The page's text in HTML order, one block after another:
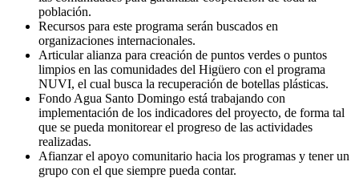
población.
Recursos para este programa serán buscados en
organizaciones internacionales.
Articular alianza para creación de puntos verdes o puntos
limpios en las comunidades del Higüero con el programa
NUVI, el cual busca la recuperación de botellas plásticas.
Fondo Agua Santo Domingo está trabajando con
implementación de los indicadores del proyecto, de forma tal
que se pueda monitorear el progreso de las actividades
realizadas.
Afianzar el apoyo comunitario hacia los programas y tener un
grupo con el que siempre pueda contar.